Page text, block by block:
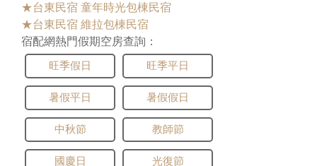
訪客：
張小姐
主題：
包棟8-12人
內容：
私密留言，只有版主能看見
回覆：
您好，目前先關房還未開放預訂哦～謝謝詢問
～
訪客：
SEN
主題：
想包棟8-12人
內容：
私密留言，只有版主能看見
回覆：
您好，目前都滿房囉～謝謝詢問
★台東民宿 童年時光包棟民宿
★台東民宿 維拉包棟民宿
宿配網熱門假期空房查詢：
旺季假日 旺季平日
暑假平日 暑假假日
中秋節 教師節
國慶日 光復節